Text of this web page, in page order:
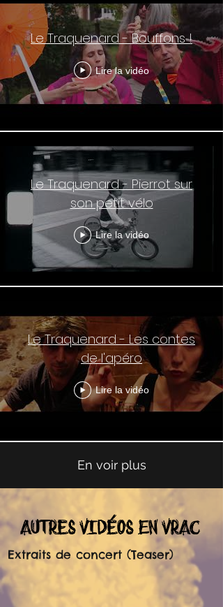
d’amende"
Danger de mort
Le Traquenard - Bouffons !
Lire la vidéo
Le Traquenard - Pierrot sur
son petit vélo
Lire la vidéo
Le Traquenard - Les contes
de l'apéro
Lire la vidéo
En voir plus
autres vidéosEn vrac
Extraits de concert (Teaser)